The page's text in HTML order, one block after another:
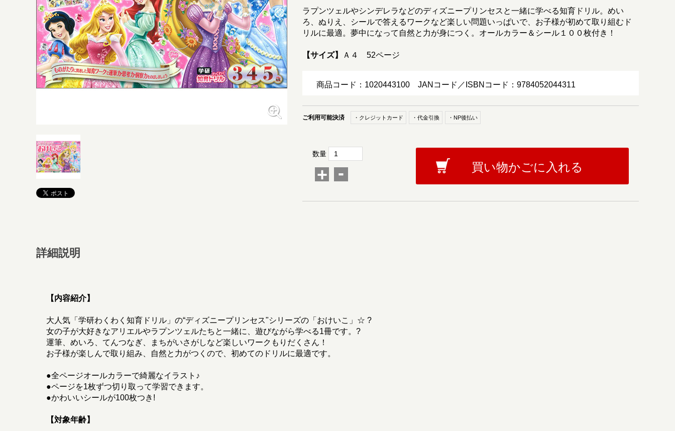
ラプンツェルやシンデレラなどのディズニープリンセスと一緒に学べる知育ドリル。めい
ろ、ぬりえ、シールで答えるワークなど楽しい問題いっぱいで、お子様が初めて取り組むド
リルに最適。夢中になって自然と力が身につく。オールカラー＆シール１００枚付き！
【サイズ】 Ａ４ 52ページ
商品コード：1020443100 JANコード／ISBNコード：9784052044311
ご利用可能決済 ・クレジットカード ・代金引換 ・NP後払い
数量
+ - 買い物かごに入れる
詳細説明
【内容紹介】
大人気「学研わくわく知育ドリル」の“ディズニープリンセス"シリーズの「おけいこ」☆ ?
女の子が大好きなアリエルやラプンツェルたちと一緒に、遊びながら学べる1冊です。?
運筆、めいろ、てんつなぎ、まちがいさがしなど楽しいワークもりだくさん！
お子様が楽しんで取り組み、自然と力がつくので、初めてのドリルに最適です。
●全ページオールカラーで綺麗なイラスト♪
●ページを1枚ずつ切り取って学習できます。
●かわいいシールが100枚つき!
【対象年齢】